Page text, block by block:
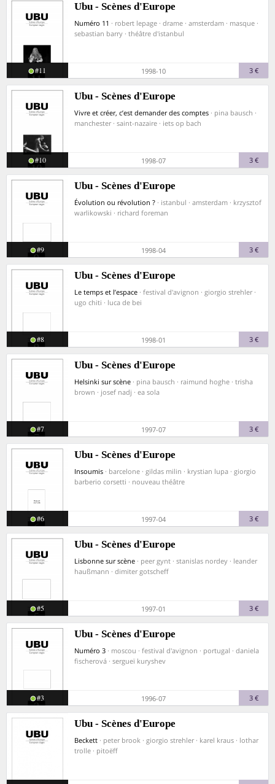
Ubu - Scènes d'Europe
Numéro 11 · robert lepage · drame · amsterdam · masque ·
sebastian barry · théâtre d'istanbul
#11 1998-10 3 €
Ubu - Scènes d'Europe
Vivre et créer, c’est demander des comptes · pina bausch ·
manchester · saint-nazaire · iets op bach
#10 1998-07 3 €
Ubu - Scènes d'Europe
Évolution ou révolution ? · istanbul · amsterdam · krzysztof
warlikowski · richard foreman
#9 1998-04 3 €
Ubu - Scènes d'Europe
Le temps et l’espace · festival d'avignon · giorgio strehler ·
ugo chiti · luca de bei
#8 1998-01 3 €
Ubu - Scènes d'Europe
Helsinki sur scène · pina bausch · raimund hoghe · trisha
brown · josef nadj · ea sola
#7 1997-07 3 €
Ubu - Scènes d'Europe
Insoumis · barcelone · gildas milin · krystian lupa · giorgio
barberio corsetti · nouveau théâtre
#6 1997-04 3 €
Ubu - Scènes d'Europe
Lisbonne sur scène · peer gynt · stanislas nordey · leander
haußmann · dimiter gotscheff
#5 1997-01 3 €
Ubu - Scènes d'Europe
Numéro 3 · moscou · festival d'avignon · portugal · daniela
fischerová · sergueï kuryshev
#3 1996-07 3 €
Ubu - Scènes d'Europe
Beckett · peter brook · giorgio strehler · karel kraus · lothar
trolle · pitoëff